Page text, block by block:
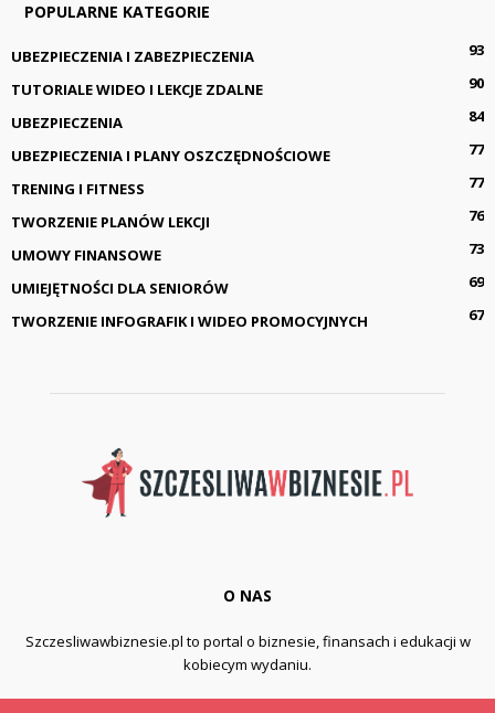
POPULARNE KATEGORIE
UBEZPIECZENIA I ZABEZPIECZENIA
93
TUTORIALE WIDEO I LEKCJE ZDALNE
90
UBEZPIECZENIA
84
UBEZPIECZENIA I PLANY OSZCZĘDNOŚCIOWE
77
TRENING I FITNESS
77
TWORZENIE PLANÓW LEKCJI
76
UMOWY FINANSOWE
73
UMIEJĘTNOŚCI DLA SENIORÓW
69
TWORZENIE INFOGRAFIK I WIDEO PROMOCYJNYCH
67
O NAS
Szczesliwawbiznesie.pl to portal o biznesie, finansach i edukacji w
kobiecym wydaniu.